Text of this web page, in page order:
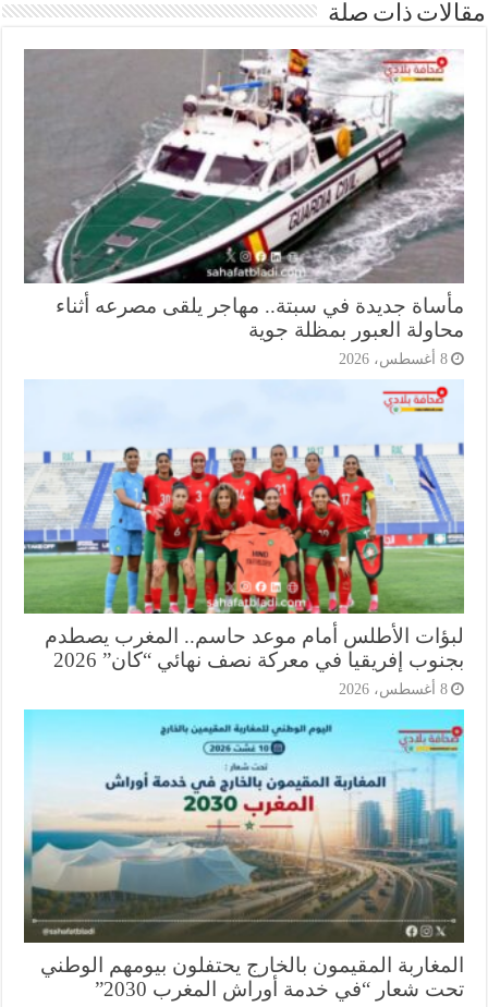
ذات صلة
جديدة في سبتة.. مهاجر يلقى مصرعه أثناء
العبور بمظلة جوية
الأطلس أمام موعد حاسم.. المغرب يصطدم
إفريقيا في معركة نصف نهائي “كان” 2026
المقيمون بالخارج يحتفلون بيومهم الوطني
شعار “في خدمة أوراش المغرب 2030”